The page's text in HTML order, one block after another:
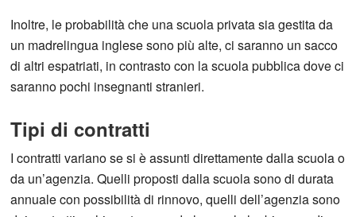
Inoltre, le probabilità che una scuola privata sia gestita da
un madrelingua inglese sono più alte, ci saranno un sacco
di altri espatriati, in contrasto con la scuola pubblica dove ci
saranno pochi insegnanti stranieri.
Tipi di contratti
I contratti variano se si è assunti direttamente dalla scuola o
da un’agenzia. Quelli proposti dalla scuola sono di durata
annuale con possibilità di rinnovo, quelli dell’agenzia sono